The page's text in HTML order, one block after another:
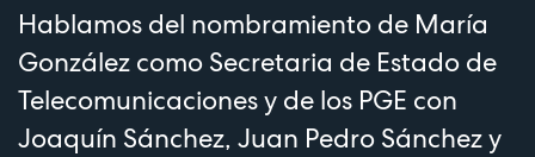
Hablamos del nombramiento de María
González como Secretaria de Estado de
Telecomunicaciones y de los PGE con
Joaquín Sánchez, Juan Pedro Sánchez y